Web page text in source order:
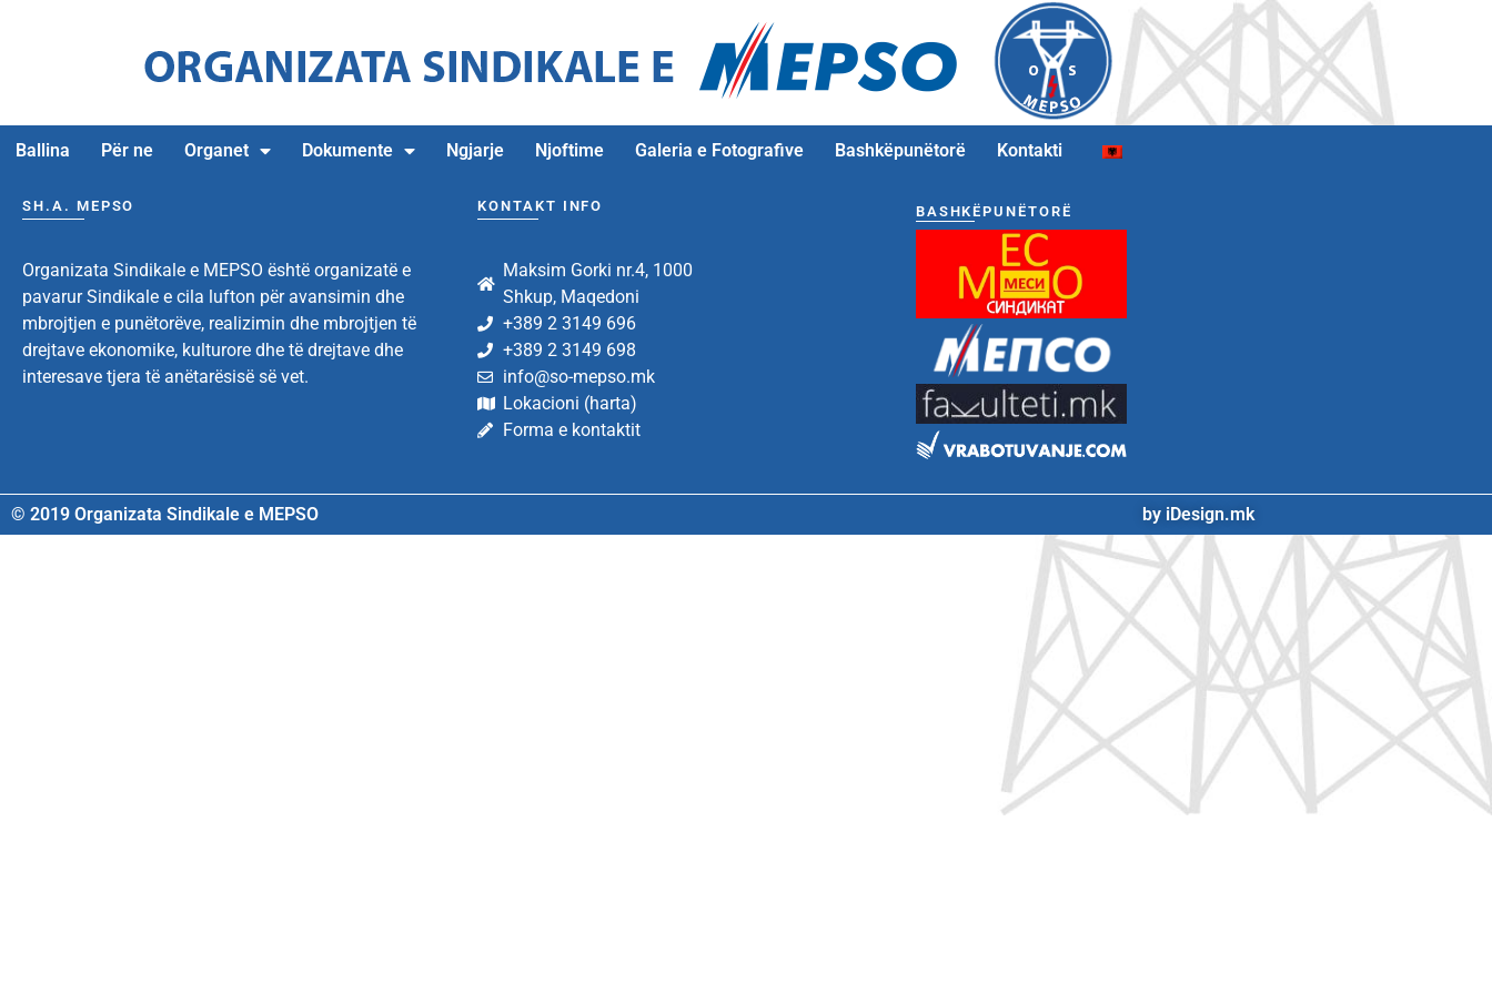
Ballina Për ne Organet Dokumente Ngjarje Njoftime Galeria e Fotografive Bashkëpunëtorë Kontakti
SH.A. MEPSO
Organizata Sindikale e MEPSO është organizatë e
pavarur Sindikale e cila lufton për avansimin dhe
mbrojtjen e punëtorëve, realizimin dhe mbrojtjen të
drejtave ekonomike, kulturore dhe të drejtave dhe
interesave tjera të anëtarësisë së vet.
KONTAKT INFO
Maksim Gorki nr.4, 1000
Shkup, Maqedoni
+389 2 3149 696
+389 2 3149 698
info@so-mepso.mk
Lokacioni (harta)
Forma e kontaktit
BASHKËPUNËTORË
© 2019 Organizata Sindikale e MEPSO by iDesign.mk